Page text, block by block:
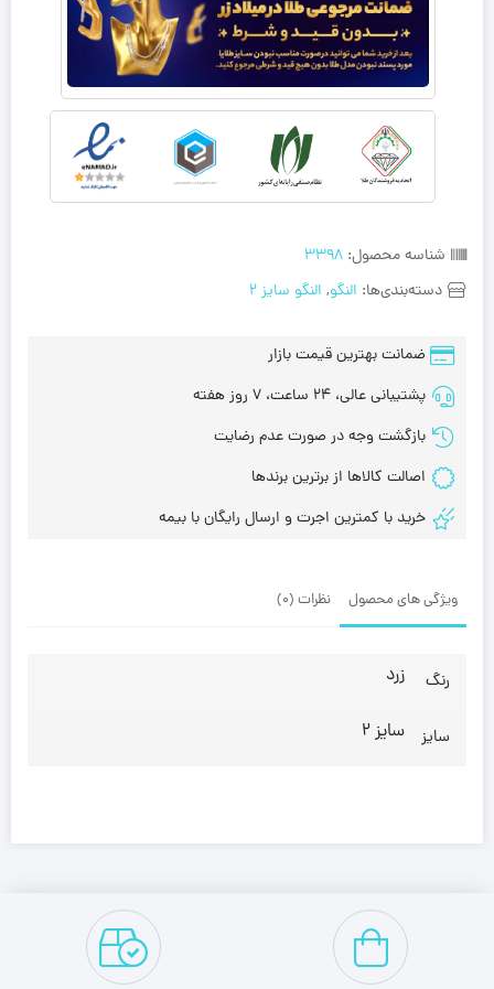
شناسه محصول: 3398
دسته‌بندی‌ها: النگو, النگو سایز 2
ضمانت بهترین قیمت بازار
پشتیبانی عالی، 24 ساعت، 7 روز هفته
بازگشت وجه در صورت عدم رضایت
اصالت کالاها از برترین برندها
خرید با کمترین اجرت و ارسال رایگان با بیمه
ویژگی های محصول نظرات (0)
رنگ زرد
سایز سایز 2